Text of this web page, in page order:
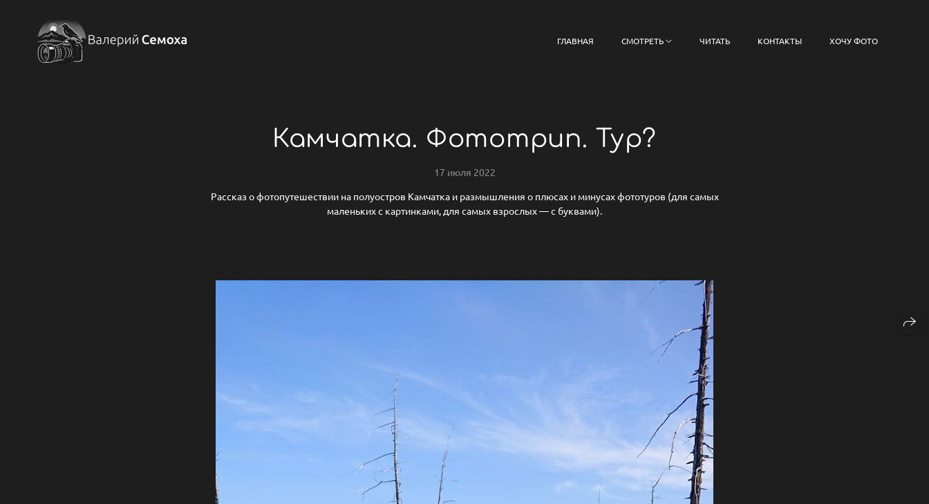
ГЛАВНАЯ СМОТРЕТЬ ЧИТАТЬ КОНТАКТЫ ХОЧУ ФОТО
Камчатка. Фототрип. Тур?
17 июля 2022
Рассказ о фотопутешествии на полуостров Камчатка и размышления о плюсах и минусах фототуров (для самых
маленьких с картинками, для самых взрослых — с буквами).